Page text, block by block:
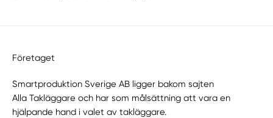
Företaget
Smartproduktion Sverige AB ligger bakom sajten
Alla Takläggare och har som målsättning att vara en
hjälpande hand i valet av takläggare.